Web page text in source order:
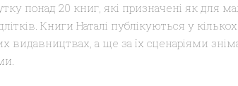
понад 20 книг, які призначені як для
Книги Наталі публікуються у
видавництвах, а ще за їх сценаріями